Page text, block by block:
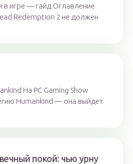
в игре — гайд Оглавление
Redemption 2 не должен
На PC Gaming Show
Humankind — она выйдет
покой: чью урну